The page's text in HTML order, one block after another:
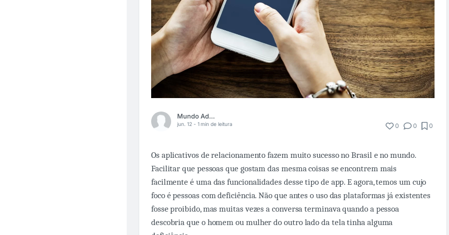
Mundo Adaptado
jun. 12 - 1 min de leitura 0 0 0
Os aplicativos de relacionamento fazem muito sucesso no Brasil e no mundo.
Facilitar que pessoas que gostam das mesma coisas se encontrem mais
facilmente é uma das funcionalidades desse tipo de app. E agora, temos um cujo
foco é pessoas com deficiência. Não que antes o uso das plataformas já existentes
fosse proibido, mas muitas vezes a conversa terminava quando a pessoa
descobria que o homem ou mulher do outro lado da tela tinha alguma